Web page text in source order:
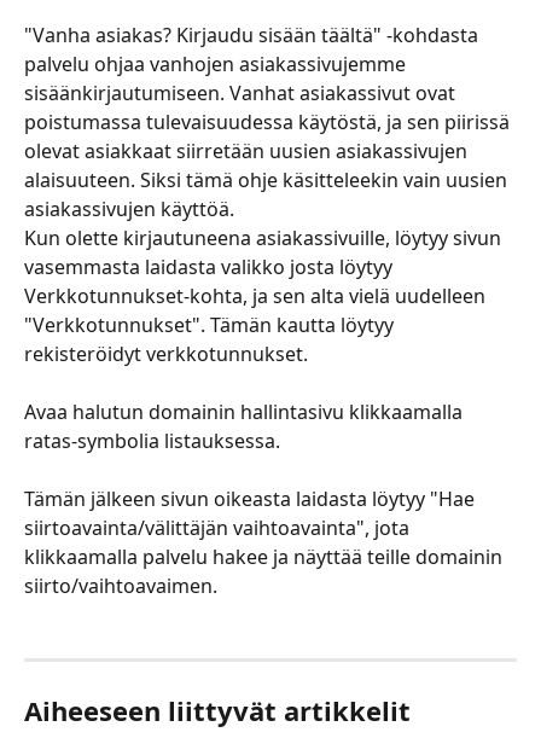
"Vanha asiakas? Kirjaudu sisään täältä" -kohdasta
palvelu ohjaa vanhojen asiakassivujemme
sisäänkirjautumiseen. Vanhat asiakassivut ovat
poistumassa tulevaisuudessa käytöstä, ja sen piirissä
olevat asiakkaat siirretään uusien asiakassivujen
alaisuuteen. Siksi tämä ohje käsitteleekin vain uusien
asiakassivujen käyttöä.
Kun olette kirjautuneena asiakassivuille, löytyy sivun
vasemmasta laidasta valikko josta löytyy
Verkkotunnukset-kohta, ja sen alta vielä uudelleen
"Verkkotunnukset". Tämän kautta löytyy
rekisteröidyt verkkotunnukset.
Avaa halutun domainin hallintasivu klikkaamalla
ratas-symbolia listauksessa.
Tämän jälkeen sivun oikeasta laidasta löytyy "Hae
siirtoavainta/välittäjän vaihtoavainta", jota
klikkaamalla palvelu hakee ja näyttää teille domainin
siirto/vaihtoavaimen.
Aiheeseen liittyvät artikkelit